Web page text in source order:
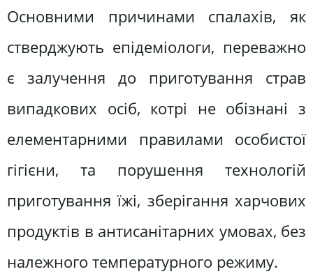
Основними причинами спалахів, як
стверджують епідеміологи, переважно
є залучення до приготування страв
випадкових осіб, котрі не обізнані з
елементарними правилами особистої
гігієни, та порушення технологій
приготування їжі, зберігання харчових
продуктів в антисанітарних умовах, без
належного температурного режиму.